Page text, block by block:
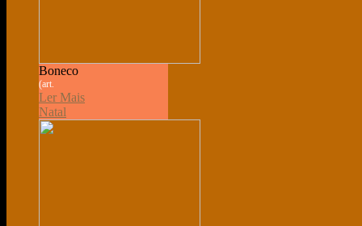
Boneco
(art.
Ler Mais
Natal